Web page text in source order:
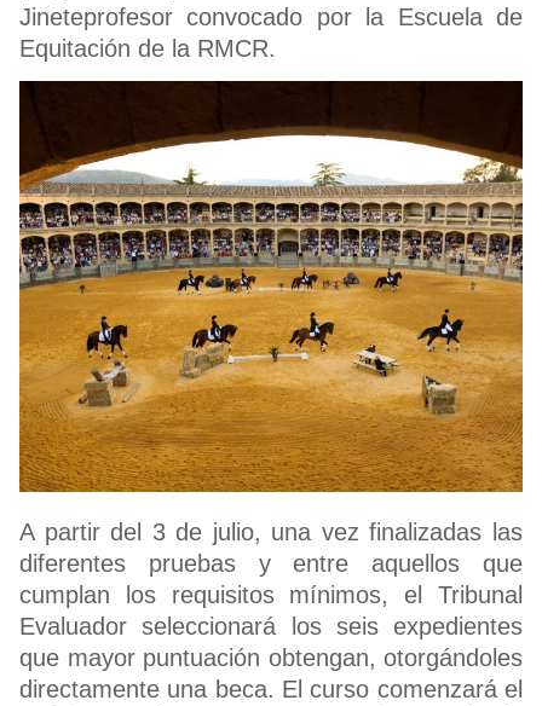
Jineteprofesor convocado por la Escuela de
Equitación de la RMCR.
A partir del 3 de julio, una vez finalizadas las
diferentes pruebas y entre aquellos que
cumplan los requisitos mínimos, el Tribunal
Evaluador seleccionará los seis expedientes
que mayor puntuación obtengan, otorgándoles
directamente una beca. El curso comenzará el